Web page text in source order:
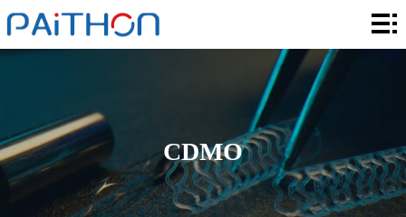
湃
页
服
务
决
方
创
新
激
CDMO